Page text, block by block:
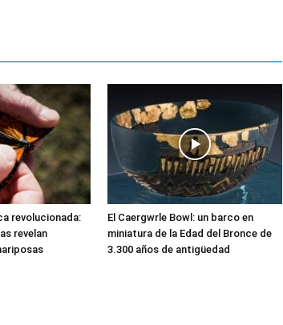
revolucionada:
revelan
El Caergwrle Bowl: un barco en
miniatura de la Edad del Bronce de
3.300 años de antigüedad